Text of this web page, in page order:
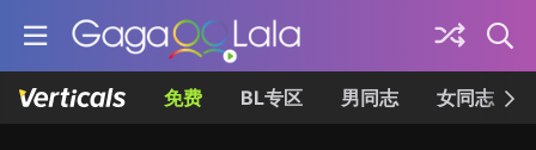
免费 BL专区 男同志 女同志